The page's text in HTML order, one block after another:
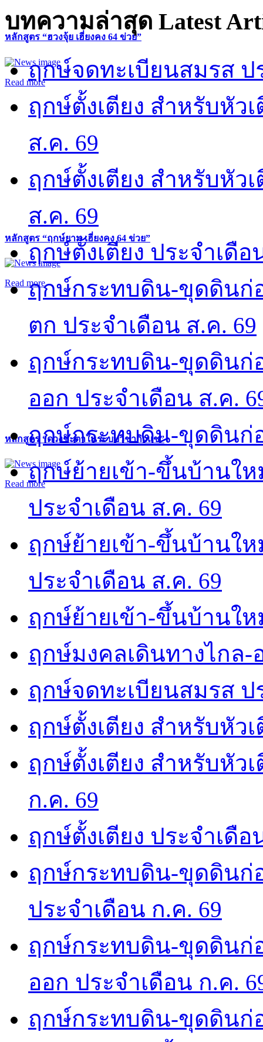
หลักสูตร “ฮวงจุ้ย เฮี่ยงคง 64 ข่วย”
Read more
หลักสูตร “ฤกษ์ยาม เฮี่ยงคง 64 ข่วย”
Read more
หลักสูตร “ดวงชะตาในระบบวิชากิวแช”
Read more
บทความล่าสุด Latest
ฤกษ์จดทะเบียนสมรส ป
ฤกษ์ตั้งเตียง สำหรับหัว
ส.ค. 69
ฤกษ์ตั้งเตียง สำหรับหัว
ส.ค. 69
ฤกษ์ตั้งเตียง ประจำเดือ
ฤกษ์กระทบดิน-ขุดดินก่
ตก ประจำเดือน ส.ค. 69
ฤกษ์กระทบดิน-ขุดดินก่
ออก ประจำเดือน ส.ค.
ฤกษ์กระทบดิน-ขุดดินก่
ฤกษ์ย้ายเข้า-ขึ้นบ้านใ
ประจำเดือน ส.ค. 69
ฤกษ์ย้ายเข้า-ขึ้นบ้านใ
ประจำเดือน ส.ค. 69
ฤกษ์ย้ายเข้า-ขึ้นบ้านให
ฤกษ์มงคลเดินทางไกล-
ฤกษ์จดทะเบียนสมรส ป
ฤกษ์ตั้งเตียง สำหรับหัว
ฤกษ์ตั้งเตียง สำหรับหัว
ก.ค. 69
ฤกษ์ตั้งเตียง ประจำเดือ
ฤกษ์กระทบดิน-ขุดดินก่
ประจำเดือน ก.ค. 69
ฤกษ์กระทบดิน-ขุดดินก่
ออก ประจำเดือน ก.ค.
ฤกษ์กระทบดิน-ขุดดินก่